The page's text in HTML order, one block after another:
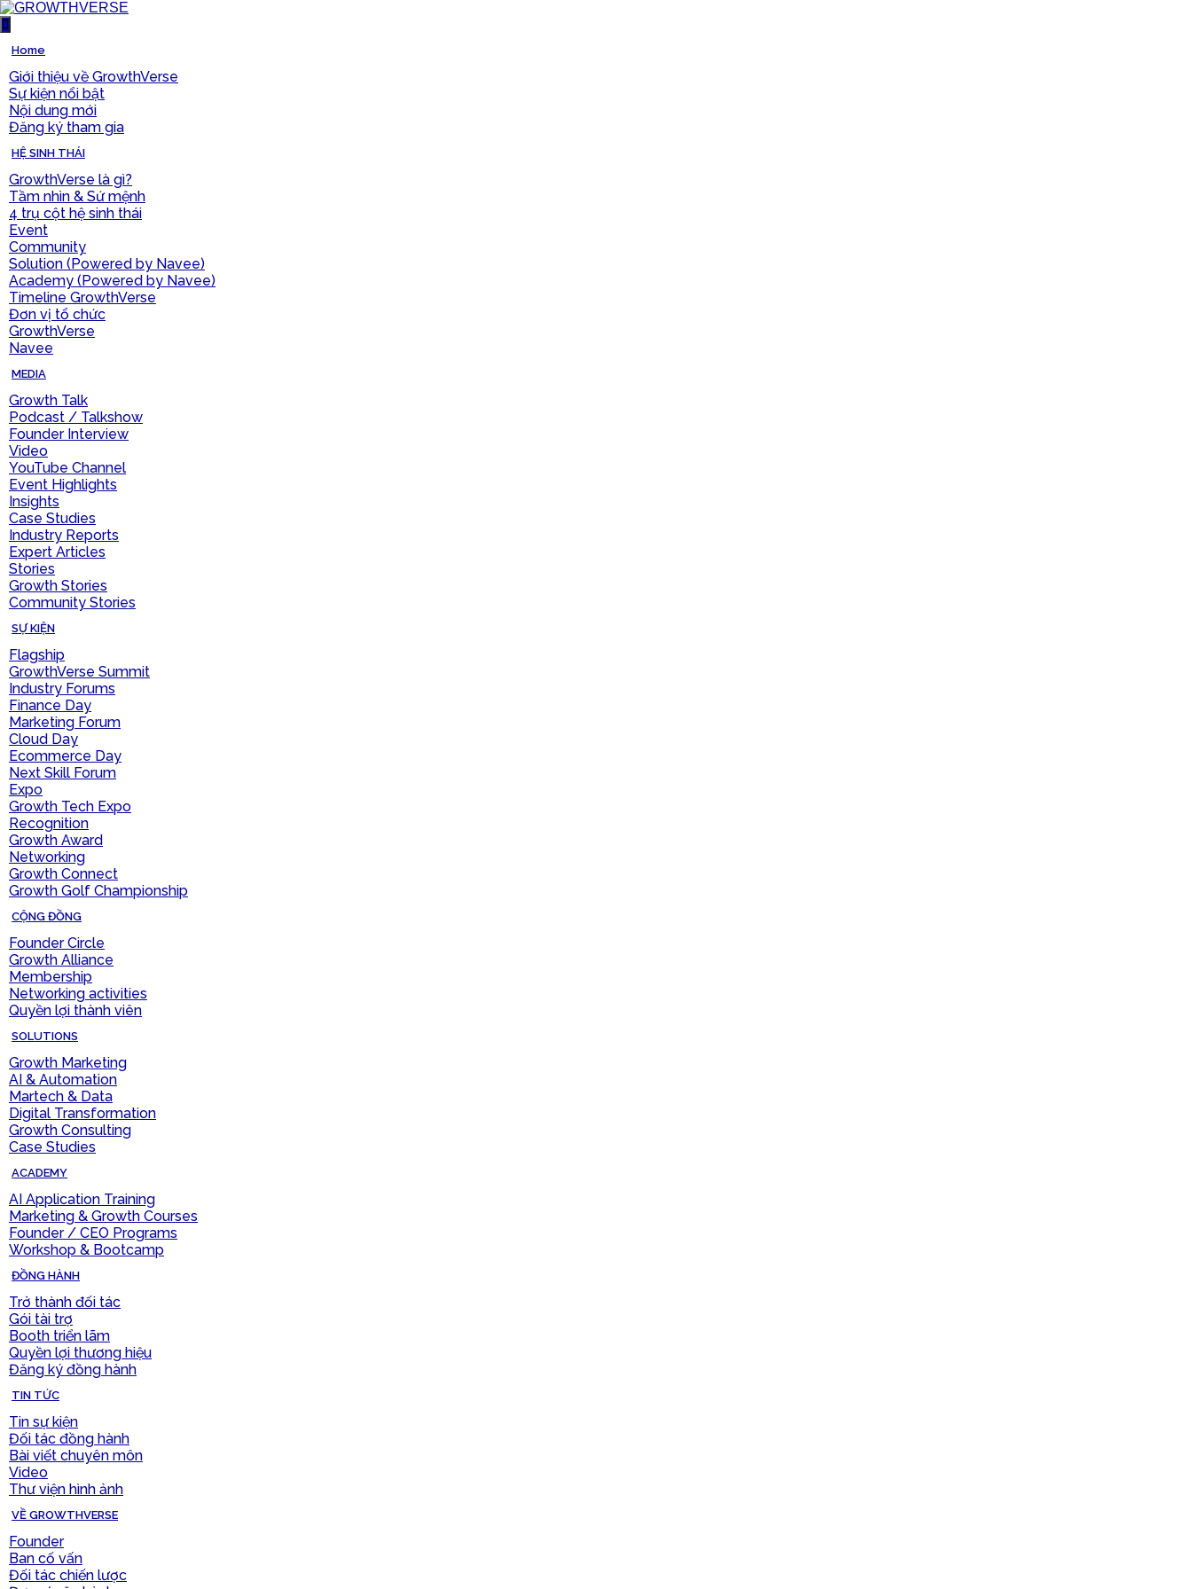
Home
Giới thiệu về GrowthVerse
Sự kiện nổi bật
Nội dung mới
Đăng ký tham gia
HỆ SINH THÁI
GrowthVerse là gì?
Tầm nhìn & Sứ mệnh
4 trụ cột hệ sinh thái
Event
Community
Solution (Powered by Navee)
Academy (Powered by Navee)
Timeline GrowthVerse
Đơn vị tổ chức
GrowthVerse
Navee
MEDIA
Growth Talk
Podcast / Talkshow
Founder Interview
Video
YouTube Channel
Event Highlights
Insights
Case Studies
Industry Reports
Expert Articles
Stories
Growth Stories
Community Stories
SỰ KIỆN
Flagship
GrowthVerse Summit
Industry Forums
Finance Day
Marketing Forum
Cloud Day
Ecommerce Day
Next Skill Forum
Expo
Growth Tech Expo
Recognition
Growth Award
Networking
Growth Connect
Growth Golf Championship
CỘNG ĐỒNG
Founder Circle
Growth Alliance
Membership
Networking activities
Quyền lợi thành viên
SOLUTIONS
Growth Marketing
AI & Automation
Martech & Data
Digital Transformation
Growth Consulting
Case Studies
ACADEMY
AI Application Training
Marketing & Growth Courses
Founder / CEO Programs
Workshop & Bootcamp
ĐỒNG HÀNH
Trở thành đối tác
Gói tài trợ
Booth triển lãm
Quyền lợi thương hiệu
Đăng ký đồng hành
TIN TỨC
Tin sự kiện
Đối tác đồng hành
Bài viết chuyên môn
Video
Thư viện hình ảnh
VỀ GROWTHVERSE
Founder
Ban cố vấn
Đối tác chiến lược